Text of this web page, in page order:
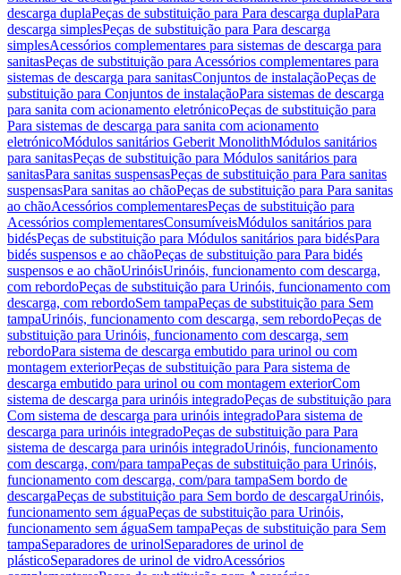
descarga duplaPeças de substituição para Para descarga duplaPara
descarga simplesPeças de substituição para Para descarga
simplesAcessórios complementares para sistemas de descarga para
sanitasPeças de substituição para Acessórios complementares para
sistemas de descarga para sanitasConjuntos de instalaçãoPeças de
substituição para Conjuntos de instalaçãoPara sistemas de descarga
para sanita com acionamento eletrónicoPeças de substituição para
Para sistemas de descarga para sanita com acionamento
eletrónicoMódulos sanitários Geberit MonolithMódulos sanitários
para sanitasPeças de substituição para Módulos sanitários para
sanitasPara sanitas suspensasPeças de substituição para Para sanitas
suspensasPara sanitas ao chãoPeças de substituição para Para sanitas
ao chãoAcessórios complementaresPeças de substituição para
Acessórios complementaresConsumíveisMódulos sanitários para
bidésPeças de substituição para Módulos sanitários para bidésPara
bidés suspensos e ao chãoPeças de substituição para Para bidés
suspensos e ao chãoUrinóisUrinóis, funcionamento com descarga,
com rebordoPeças de substituição para Urinóis, funcionamento com
descarga, com rebordoSem tampaPeças de substituição para Sem
tampaUrinóis, funcionamento com descarga, sem rebordoPeças de
substituição para Urinóis, funcionamento com descarga, sem
rebordoPara sistema de descarga embutido para urinol ou com
montagem exteriorPeças de substituição para Para sistema de
descarga embutido para urinol ou com montagem exteriorCom
sistema de descarga para urinóis integradoPeças de substituição para
Com sistema de descarga para urinóis integradoPara sistema de
descarga para urinóis integradoPeças de substituição para Para
sistema de descarga para urinóis integradoUrinóis, funcionamento
com descarga, com/para tampaPeças de substituição para Urinóis,
funcionamento com descarga, com/para tampaSem bordo de
descargaPeças de substituição para Sem bordo de descargaUrinóis,
funcionamento sem águaPeças de substituição para Urinóis,
funcionamento sem águaSem tampaPeças de substituição para Sem
tampaSeparadores de urinolSeparadores de urinol de
plásticoSeparadores de urinol de vidroAcessórios